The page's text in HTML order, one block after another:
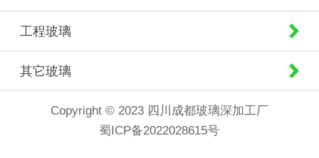
工程玻璃
其它玻璃
Copyright © 2023 四川成都玻璃深加工厂
蜀ICP备2022028615号